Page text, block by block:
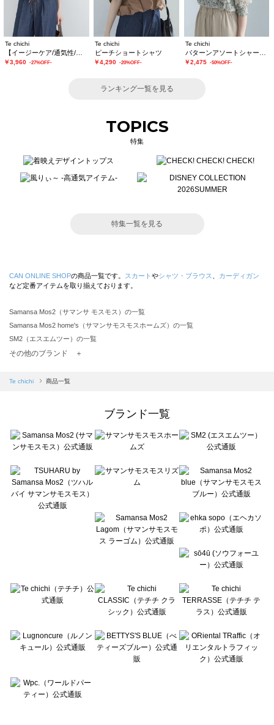
Te chichi
￥3,960 -27%OFF-
Te chichi
ピーチショートシャツ
￥4,290 -20%OFF-
Te chichi
￥2,475 -50%OFF-
ランキング一覧を見る
TOPICS
特集
特集一覧を見る
CAN ONLINE SHOPの商品一覧です。 スカート やシャツ・ブラウス
カーディガン
など定番アイテムを取り揃えております。
Samansa Mos2（サマンサ モスモス）の一覧
Samansa Mos2 home's（サマンサモスモスホームズ）の一覧
SM2（エスエムツー）の一覧
TSUHARU by Samansa Mos2（ツハルバイサマンサモスモス）の一覧
Samansa Mos2 blue（サマンサモスモス ブルー）の一覧
Te chichi（テチチ）の一覧
Te chichi CLASSIC（テチチ クラシック）の一覧
Lugnoncure（ルノンキュール）の一覧
BETTY'S BLUE（べティーズブルー）の一覧
Wpc.（ワールドパーティー）の一覧
その他のブランド ＋
Te chichi 商品一覧
ブランド一覧